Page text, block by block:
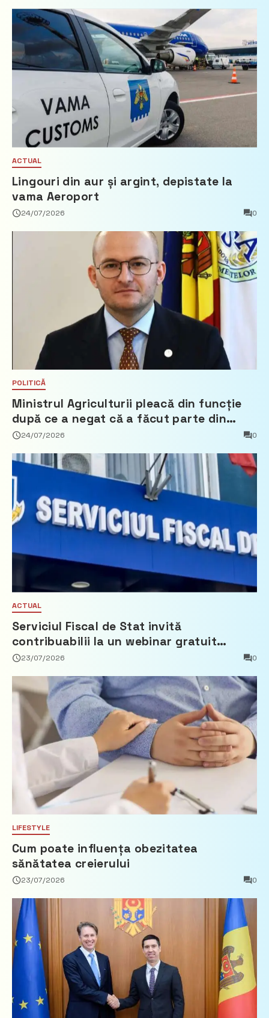
ACTUAL
Lingouri din aur și argint, depistate la
vama Aeroport
24/07/2026 0
POLITICĂ
Ministrul Agriculturii pleacă din funcție
după ce a negat că a făcut parte din
Partidul Democrat
24/07/2026 0
ACTUAL
Serviciul Fiscal de Stat invită
contribuabilii la un webinar gratuit
privind calculul impozitului pe bunurile
23/07/2026 0
LIFESTYLE
Cum poate influența obezitatea
sănătatea creierului
23/07/2026 0